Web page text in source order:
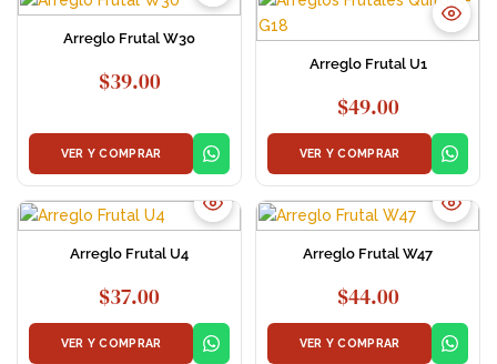
Arreglo Frutal W30
$39.00
VER Y COMPRAR
Arreglo Frutal U1
$49.00
VER Y COMPRAR
Arreglo Frutal U4
$37.00
VER Y COMPRAR
Arreglo Frutal W47
$44.00
VER Y COMPRAR